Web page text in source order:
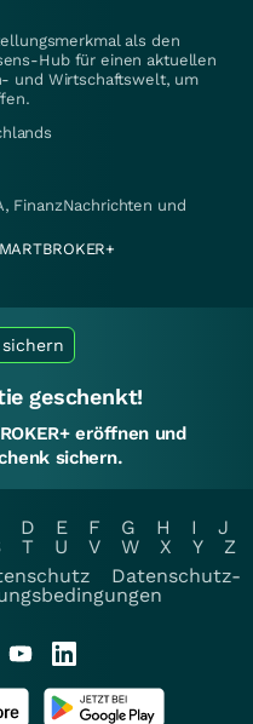
als den
Hub für einen aktuellen
und Wirtschaftswelt, um
FinanzNachrichten und
geschenkt!
eröffnen und
sichern.
D E F G H I
J
T U V W X Y
Z
Datenschutz-